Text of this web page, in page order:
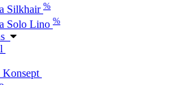
Silkhair %
Solo Lino %